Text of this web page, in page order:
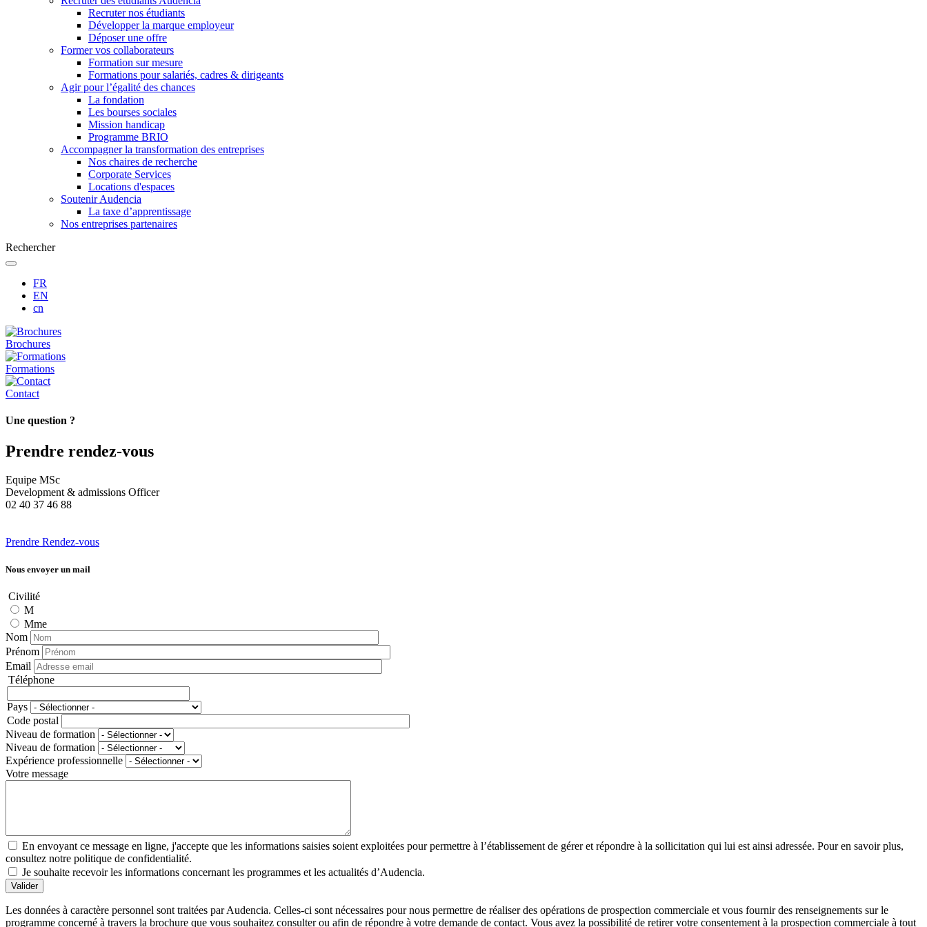
Recruter nos étudiants
Développer la marque employeur
Déposer une offre
Former vos collaborateurs
Formation sur mesure
Formations pour salariés, cadres & dirigeants
Agir pour l’égalité des chances
La fondation
Les bourses sociales
Mission handicap
Programme BRIO
Accompagner la transformation des entreprises
Nos chaires de recherche
Corporate Services
Locations d'espaces
Soutenir Audencia
La taxe d’apprentissage
Nos entreprises partenaires
Rechercher
FR
EN
cn
Brochures
Formations
Contact
Une question ?
Prendre rendez-vous
Equipe MSc
Development & admissions Officer
02 40 37 46 88
Prendre Rendez-vous
Nous envoyer un mail
Civilité
M
Mme
Nom
Prénom
Email
Téléphone
Adresse
Pays
Code postal
Niveau de formation
Niveau de formation
Expérience professionnelle
Votre message
En envoyant ce message en ligne, j'accepte que les informations saisies soient exploitées pour permettre à l’établissement de gérer et répondre à la sollicitation qui lui est ainsi adressée. Pour en savoir plus,
consultez notre politique de confidentialité.
Je souhaite recevoir les informations concernant les programmes et les actualités d’Audencia.
Valider
Les données à caractère personnel sont traitées par Audencia. Celles-ci sont nécessaires pour nous permettre de réaliser des opérations de prospection commerciale et vous fournir des renseignements sur le
programme concerné à travers la brochure que vous souhaitez consulter ou afin de répondre à votre demande de contact. Vous avez la possibilité de retirer votre consentement à la prospection commerciale à tout